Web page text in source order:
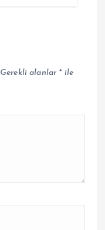
Gerekli alanlar *ile